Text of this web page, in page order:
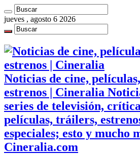
jueves , agosto 6 2026
Noticias de cine,
estrenos | Cineralia
series de televisión,
películas, tráilers,
especiales; esto y mucho
Cineralia.com